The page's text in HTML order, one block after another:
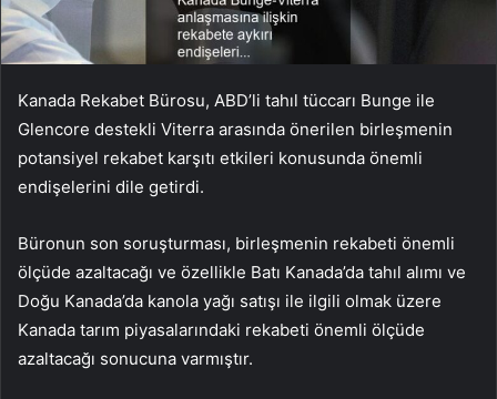
Kanada Rekabet Bürosu, ABD’li tahıl tüccarı Bunge ile
Glencore destekli Viterra arasında önerilen birleşmenin
potansiyel rekabet karşıtı etkileri konusunda önemli
endişelerini dile getirdi.
Büronun son soruşturması, birleşmenin rekabeti önemli
ölçüde azaltacağı ve özellikle Batı Kanada’da tahıl alımı ve
Doğu Kanada’da kanola yağı satışı ile ilgili olmak üzere
Kanada tarım piyasalarındaki rekabeti önemli ölçüde
azaltacağı sonucuna varmıştır.